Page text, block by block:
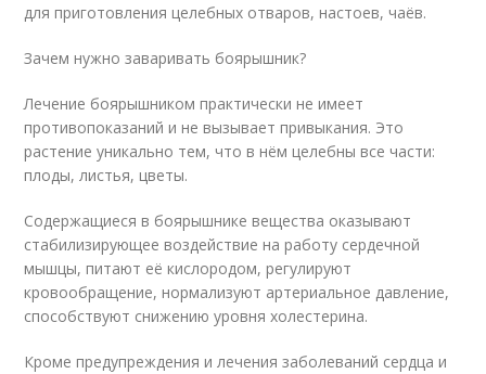
для приготовления целебных отваров, настоев, чаёв.
Зачем нужно заваривать боярышник?
Лечение боярышником практически не имеет
противопоказаний и не вызывает привыкания. Это
растение уникально тем, что в нём целебны все части:
плоды, листья, цветы.
Содержащиеся в боярышнике вещества оказывают
стабилизирующее воздействие на работу сердечной
мышцы, питают её кислородом, регулируют
кровообращение, нормализуют артериальное давление,
способствуют снижению уровня холестерина.
Кроме предупреждения и лечения заболеваний сердца и